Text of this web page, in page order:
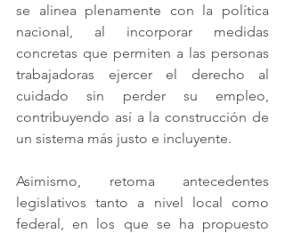
se alinea plenamente con la política
nacional, al incorporar medidas
concretas que permiten a las personas
trabajadoras ejercer el derecho al
cuidado sin perder su empleo,
contribuyendo así a la construcción de
un sistema más justo e incluyente.
Asimismo, retoma antecedentes
legislativos tanto a nivel local como
federal, en los que se ha propuesto